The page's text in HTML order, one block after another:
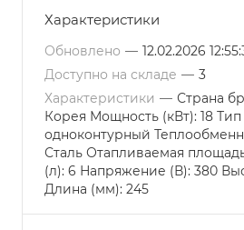
Характеристики
Обновлено — 12.02.2026
Доступно на складе — 3
Характеристики — Страна
Корея Мощность (кВт): 18 Тип
одноконтурный
Сталь Отапливаемая
(л): 6 Напряжение (В): 380
Длина (мм): 245